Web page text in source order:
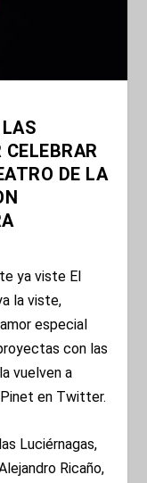
DE LA
ya viste El
la viste,
especial
con las
vuelven a
en Twitter.
Luciérnagas,
Ricaño,